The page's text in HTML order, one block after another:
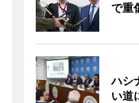
で重
ハシ
い道